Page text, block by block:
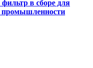
в сборе для
промышленности